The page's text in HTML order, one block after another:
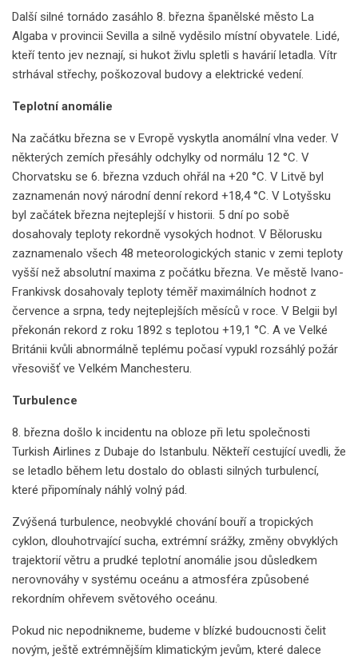
Další silné tornádo zasáhlo 8. března španělské město La
Algaba v provincii Sevilla a silně vyděsilo místní obyvatele. Lidé,
kteří tento jev neznají, si hukot živlu spletli s havárií letadla. Vítr
strhával střechy, poškozoval budovy a elektrické vedení.
Teplotní anomálie
Na začátku března se v Evropě vyskytla anomální vlna veder. V
některých zemích přesáhly odchylky od normálu 12 °C. V
Chorvatsku se 6. března vzduch ohřál na +20 °C. V Litvě byl
zaznamenán nový národní denní rekord +18,4 °C. V Lotyšsku
byl začátek března nejteplejší v historii. 5 dní po sobě
dosahovaly teploty rekordně vysokých hodnot. V Bělorusku
zaznamenalo všech 48 meteorologických stanic v zemi teploty
vyšší než absolutní maxima z počátku března. Ve městě Ivano-
Frankivsk dosahovaly teploty téměř maximálních hodnot z
července a srpna, tedy nejteplejších měsíců v roce. V Belgii byl
překonán rekord z roku 1892 s teplotou +19,1 °C. A ve Velké
Británii kvůli abnormálně teplému počasí vypukl rozsáhlý požár
vřesovišť ve Velkém Manchesteru.
Turbulence
8. března došlo k incidentu na obloze při letu společnosti
Turkish Airlines z Dubaje do Istanbulu. Někteří cestující uvedli, že
se letadlo během letu dostalo do oblasti silných turbulencí,
které připomínaly náhlý volný pád.
Zvýšená turbulence, neobvyklé chování bouří a tropických
cyklon, dlouhotrvající sucha, extrémní srážky, změny obvyklých
trajektorií větru a prudké teplotní anomálie jsou důsledkem
nerovnováhy v systému oceánu a atmosféra způsobené
rekordním ohřevem světového oceánu.
Pokud nic nepodnikneme, budeme v blízké budoucnosti čelit
novým, ještě extrémnějším klimatickým jevům, které dalece